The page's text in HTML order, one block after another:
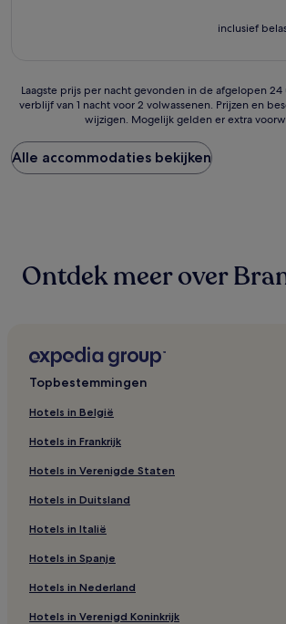
inclusief
Laagste
prijs
nacht
gevonden
in
basis
van
voor
volwassenen.
Prijzen
beschikbaarheid
wijzigen.
gelden
extra
voorwaarden.
Laagste prijs per nacht gevonden in de afgelopen 24
verblijf van 1 nacht voor 2 volwassenen. Prijzen en
wijzigen. Mogelijk gelden er extra
Alle accommodaties bekijken
Ontdek meer over
Topbestemmingen
Hotels in België
Hotels in Frankrijk
Hotels in Verenigde Staten
Hotels in Duitsland
Hotels in Italië
Hotels in Spanje
Hotels in Nederland
Hotels in Verenigd Koninkrijk